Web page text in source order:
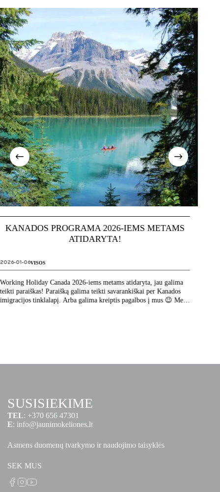
KANADOS PROGRAMA 2026-IEMS METAMS
ATIDARYTA!
2026-01-06VISOS
Working Holiday Canada 2026-iems metams atidaryta, jau galima
teikti paraiškas! Paraišką galima teikti savarankiškai per Kanados
imigracijos tinklalapį. Arba galima kreiptis pagalbos į mus 😉 Mes
SUSISIEKIME
TEL: +370 656 47301
E: info@jaunimokeliones.lt
Asmens duomenų tvarkymo ir naudojimo taisyklės
SEK MUS